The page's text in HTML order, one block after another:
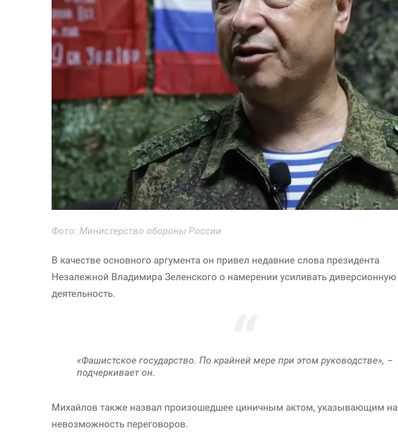
Фото: Министерство обороны России
В качестве основного аргумента он привел недавние слова президента
Незалежной Владимира Зеленского о намерении усиливать диверсионную
деятельность.
«Фашистское государство. По крайней мере при этом руководстве», –
подчеркивает он.
Михайлов также назвал произошедшее циничным актом, указывающим на
невозможность переговоров.